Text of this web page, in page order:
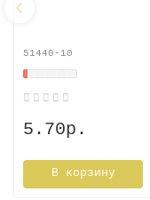
51440-10
5.70р.
В корзину